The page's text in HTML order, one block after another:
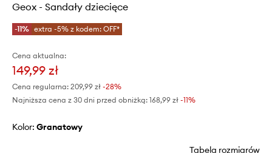
Geox - Sandały dziecięce
-11% extra -5% z kodem: OFF*
Cena aktualna:
149,99 zł
Cena regularna: 209,99 zł -28%
Najniższa cena z 30 dni przed obniżką: 168,99 zł -11%
Kolor: granatowy
Tabela rozmiarów